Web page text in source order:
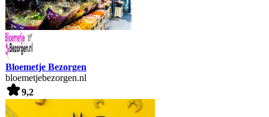
Bloemetje Bezorgen
bloemetjebezorgen.nl
9,2